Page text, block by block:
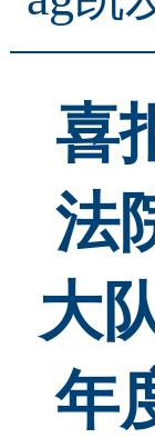
喜
法
大
年